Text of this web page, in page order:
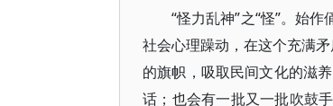
“怪力乱神”之“怪”。始
社会心理躁动，在这个充满
的旗帜，吸取民间文化的滋
话；也会有一批又一批吹鼓